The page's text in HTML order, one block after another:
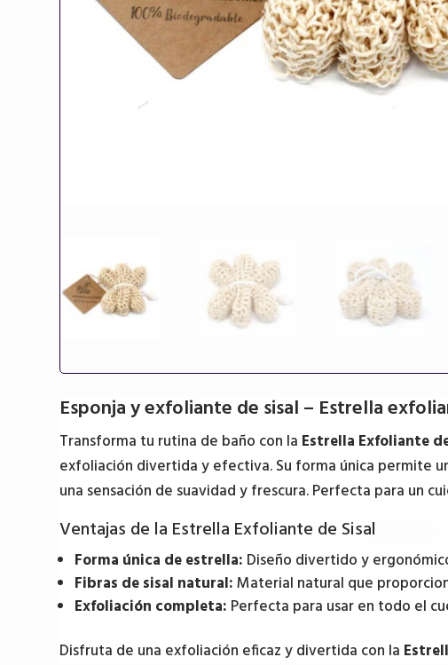
Esponja y exfoliante de sisal – Estrella
Transforma tu rutina de baño con la Estrella Exfoliante
exfoliación divertida y efectiva. Su forma única permite
una sensación de suavidad y frescura. Perfecta para un
Ventajas de la Estrella Exfoliante de Sisal
Forma única de estrella: Diseño divertido y
Fibras de sisal natural:Material natural que
Exfoliación completa: Perfecta para usar en todo el
Disfruta de una exfoliación eficaz y divertida con la